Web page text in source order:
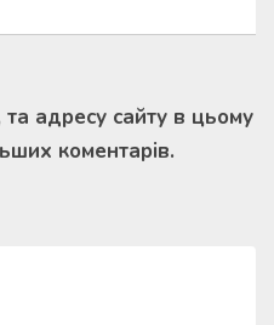
адресу сайту в цьому
коментарів.